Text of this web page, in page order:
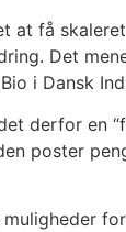
at få
Det
i Dansk
derfor en
poster
muligheder